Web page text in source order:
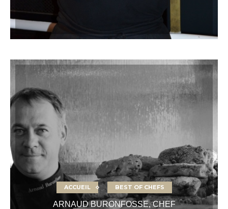
ACCUEIL BEST OF CHEFS
ARNAUD BURONFOSSE, CHEF